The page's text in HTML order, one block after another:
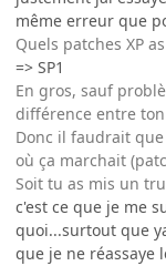
même erreur que
Quels patches XP
=> SP1
En gros, sauf
différence entre
Donc il faudrait
où ça marchait
Soit tu as mis un
c'est ce que je me
quoi...surtout que
que je ne réassaye